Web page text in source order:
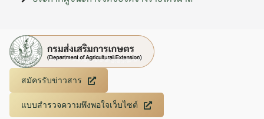
สมัครรับข่าวสาร
แบบสำรวจความพึงพอใจเว็บไซต์